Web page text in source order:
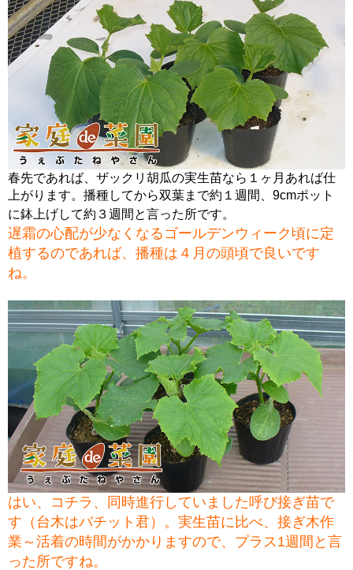
春先であれば、ザックリ胡瓜の実生苗なら１ヶ月あれば仕
上がります。播種してから双葉まで約１週間、9cmポット
に鉢上げして約３週間と言った所です。
遅霜の心配が少なくなるゴールデンウィーク頃に定
植するのであれば、播種は４月の頭頃で良いです
ね。
はい、コチラ、同時進行していました呼び接ぎ苗で
す（台木はバチット君）。実生苗に比べ、接ぎ木作
業～活着の時間がかかりますので、プラス1週間と言
った所ですね。